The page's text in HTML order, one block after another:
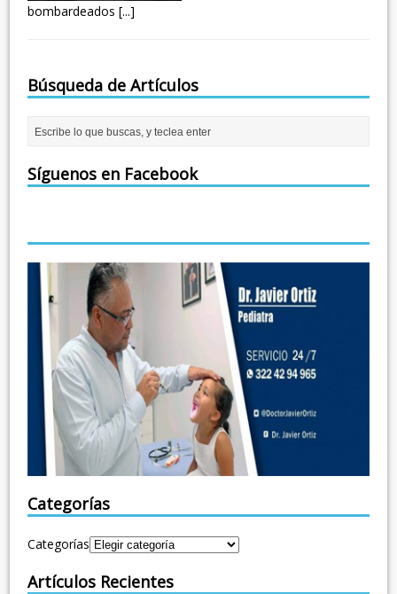
bombardeados[...]
Búsqueda de Artículos
Síguenos en Facebook
Categorías
Categorías
Artículos Recientes